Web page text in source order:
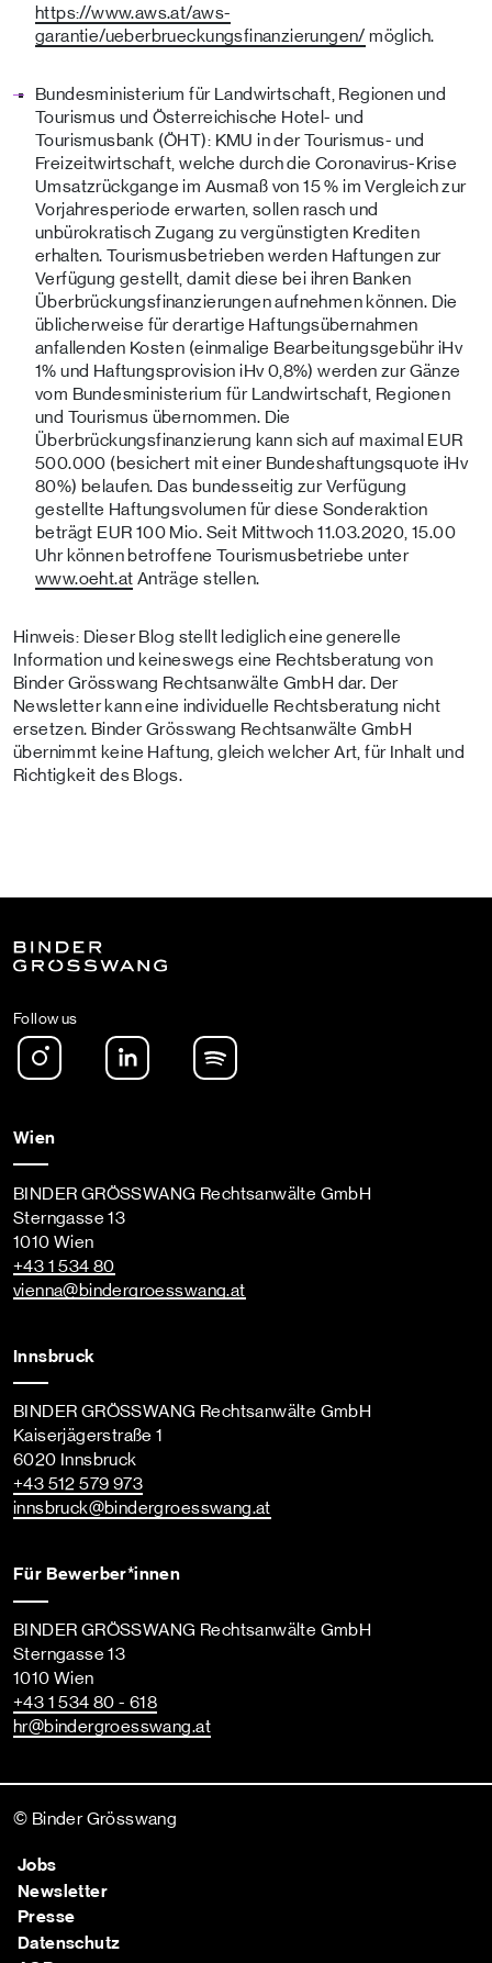
https://www.aws.at/aws-
garantie/ueberbrueckungsfinanzierungen/ möglich.
Bundesministerium für Landwirtschaft, Regionen und
Tourismus und Österreichische Hotel- und
Tourismusbank (ÖHT): KMU in der Tourismus- und
Freizeitwirtschaft, welche durch die Coronavirus-Krise
Umsatzrückgange im Ausmaß von 15 % im Vergleich zur
Vorjahresperiode erwarten, sollen rasch und
unbürokratisch Zugang zu vergünstigten Krediten
erhalten. Tourismusbetrieben werden Haftungen zur
Verfügung gestellt, damit diese bei ihren Banken
Überbrückungsfinanzierungen aufnehmen können. Die
üblicherweise für derartige Haftungsübernahmen
anfallenden Kosten (einmalige Bearbeitungsgebühr iHv
1% und Haftungsprovision iHv 0,8%) werden zur Gänze
vom Bundesministerium für Landwirtschaft, Regionen
und Tourismus übernommen. Die
Überbrückungsfinanzierung kann sich auf maximal EUR
500.000 (besichert mit einer Bundeshaftungsquote iHv
80%) belaufen. Das bundesseitig zur Verfügung
gestellte Haftungsvolumen für diese Sonderaktion
beträgt EUR 100 Mio. Seit Mittwoch 11.03.2020, 15.00
Uhr können betroffene Tourismusbetriebe unter
www.oeht.at Anträge stellen.
Hinweis: Dieser Blog stellt lediglich eine generelle
Information und keineswegs eine Rechtsberatung von
Binder Grösswang Rechtsanwälte GmbH dar. Der
Newsletter kann eine individuelle Rechtsberatung nicht
ersetzen. Binder Grösswang Rechtsanwälte GmbH
übernimmt keine Haftung, gleich welcher Art, für Inhalt und
Richtigkeit des Blogs.
Follow us
Instagram LinkedIn
Wien
BINDER GRÖSSWANG Rechtsanwälte GmbH
Sterngasse 13
1010 Wien
+43 1 534 80
vienna@bindergroesswang.at
Innsbruck
BINDER GRÖSSWANG Rechtsanwälte GmbH
Kaiserjägerstraße 1
6020 Innsbruck
+43 512 579 973
innsbruck@bindergroesswang.at
Für Bewerber*innen
BINDER GRÖSSWANG Rechtsanwälte GmbH
Sterngasse 13
1010 Wien
+43 1 534 80 - 618
hr@bindergroesswang.at
© Binder Grösswang
Jobs
Newsletter
Presse
Datenschutz